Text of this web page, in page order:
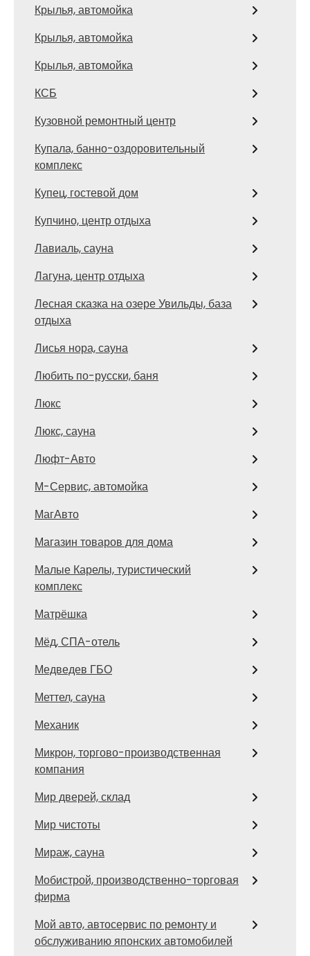
Крылья, автомойка
Крылья, автомойка
Крылья, автомойка
КСБ
Кузовной ремонтный центр
Купала, банно-оздоровительный
комплекс
Купец, гостевой дом
Купчино, центр отдыха
Лавиаль, сауна
Лагуна, центр отдыха
Лесная сказка на озере Увильды, база
отдыха
Лисья нора, сауна
Любить по-русски, баня
Люкс
Люкс, сауна
Люфт-Авто
М-Сервис, автомойка
МагАвто
Магазин товаров для дома
Малые Карелы, туристический
комплекс
Матрёшка
Мёд, СПА-отель
Медведев ГБО
Меттел, сауна
Механик
Микрон, торгово-производственная
компания
Мир дверей, склад
Мир чистоты
Мираж, сауна
Мобистрой, производственно-торговая
фирма
Мой авто, автосервис по ремонту и
обслуживанию японских автомобилей